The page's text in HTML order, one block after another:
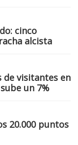
cinco
alcista
de visitantes en
un 7%
20.000 puntos